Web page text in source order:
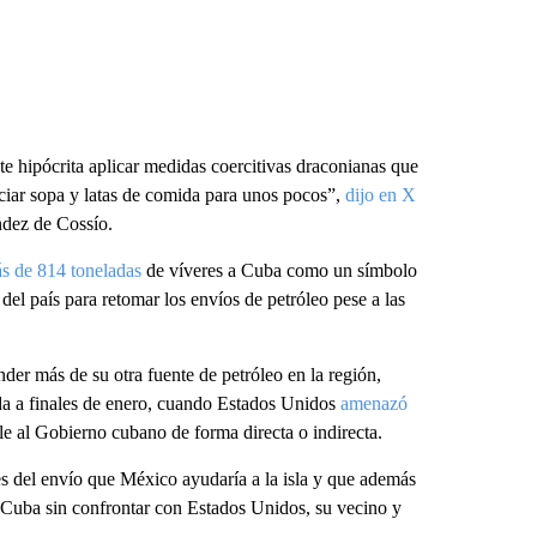
hipócrita aplicar medidas coercitivas draconianas que
sopa y latas de comida para unos pocos”, dijo en X
de Cossío.
de 814 toneladasde víveres a Cuba como un símbolo
país para retomar los envíos de petróleo pese a las
más de su otra fuente de petróleo en la región,
a finales de enero, cuando Estados Unidos amenazó
al Gobierno cubano de forma directa o indirecta.
del envío que México ayudaría a la isla y que además
sin confrontar con Estados Unidos, su vecino y